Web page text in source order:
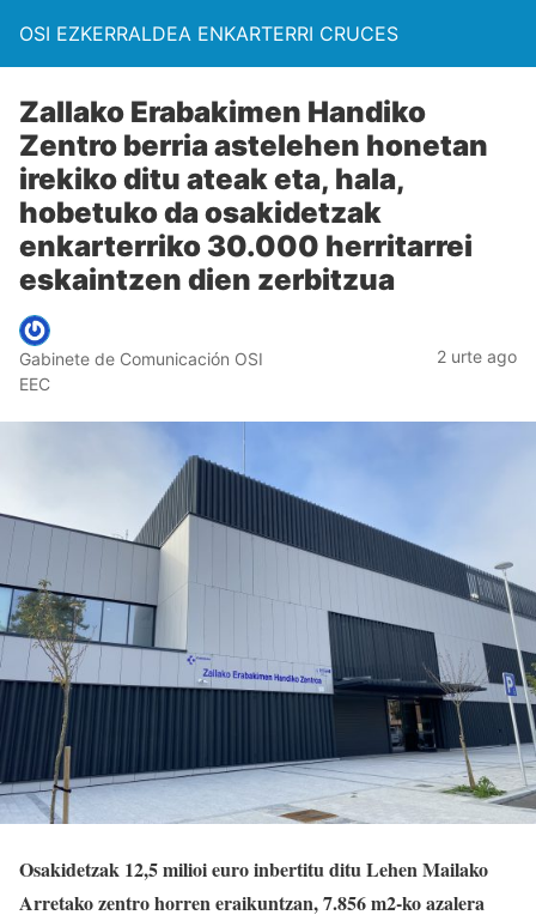
OSI EZKERRALDEA ENKARTERRI CRUCES
Zallako Erabakimen Handiko
Zentro berria astelehen honetan
irekiko ditu ateak eta, hala,
hobetuko da osakidetzak
enkarterriko 30.000 herritarrei
eskaintzen dien zerbitzua
Gabinete de Comunicación OSI
EEC
2 urte ago
Osakidetzak 12,5 milioi euro inbertitu ditu Lehen Mailako
Arretako zentro horren eraikuntzan, 7.856 m2-ko azalera